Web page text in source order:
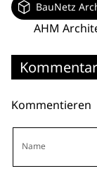
BauNetz
AHM
Kommentieren
Name